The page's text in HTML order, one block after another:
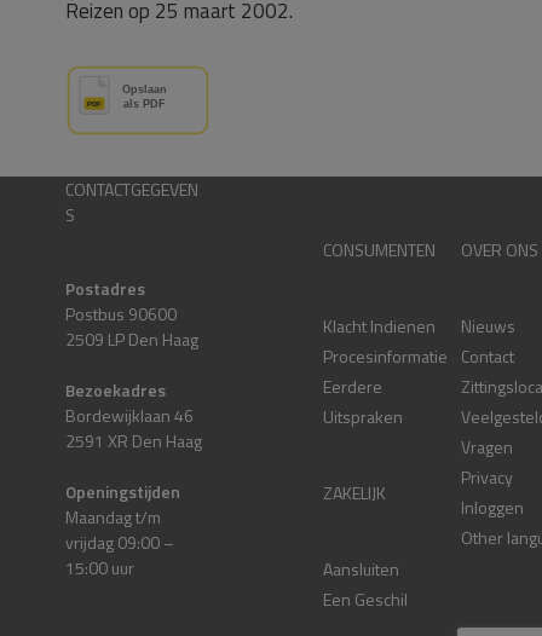
Reizen op 25 maart 2002.
CONTACTGEGEVEN
S
Postadres
Postbus 90600
2509 LP Den Haag
Bezoekadres
Bordewijklaan 46
2591 XR Den Haag
Openingstijden
Maandag t/m
vrijdag 09:00 –
15:00 uur
CONSUMENTEN
Klacht Indienen
Procesinformatie
Eerdere
Uitspraken
ZAKELIJK
Aansluiten
Een Geschil
OVER ONS
Nieuws
Contact
Vragen
Privacy
Inloggen
Other